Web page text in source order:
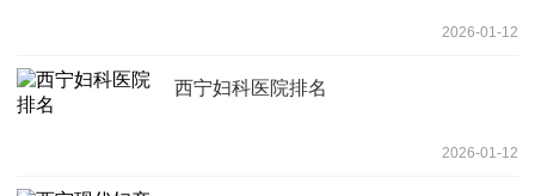
2026-01-12
西宁妇科医院排名
2026-01-12